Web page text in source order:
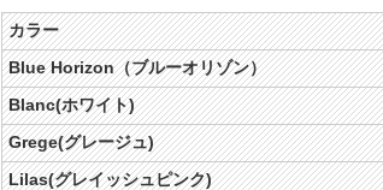
カラー
Blue Horizon（ブルーオリゾン）
Blanc(ホワイト)
Grege(グレージュ)
Lilas(グレイッシュピンク)